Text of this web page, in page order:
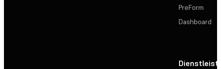
PreForm
Dashboard